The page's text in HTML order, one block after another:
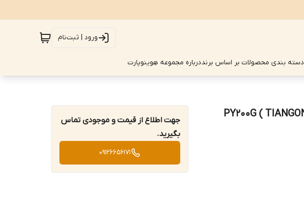
ورود | ثبت‌نام
دسته بندی محصولات بر اساس برنددرباره مجموعه هِوینوپارت
جهت اطلاع از قیمت و موجودی تماس
بگیرید.
09126656171